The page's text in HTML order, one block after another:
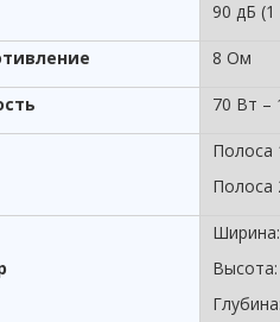
90 дБ
8 Ом
70 Вт –
Полоса
Полоса